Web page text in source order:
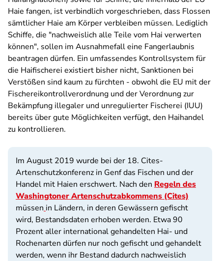
Haie fangen, ist verbindlich vorgeschrieben, dass Flossen
sämtlicher Haie am Körper verbleiben müssen. Lediglich
Schiffe, die "nachweislich alle Teile vom Hai verwerten
können", sollen im Ausnahmefall eine Fangerlaubnis
beantragen dürfen. Ein umfassendes Kontrollsystem für
die Haifischerei existiert bisher nicht, Sanktionen bei
Verstößen sind kaum zu fürchten - obwohl die EU mit der
Fischereikontrollverordnung und der Verordnung zur
Bekämpfung illegaler und unregulierter Fischerei (IUU)
bereits über gute Möglichkeiten verfügt, den Haihandel
zu kontrollieren.
Im August 2019 wurde bei der 18. Cites-
Artenschutzkonferenz in Genf das Fischen und der
Handel mit Haien erschwert. Nach den Regeln des
Washingtoner Artenschutzabkommens (Cites)
müssen in Ländern, in deren Gewässern gefischt
wird, Bestandsdaten erhoben werden. Etwa 90
Prozent aller international gehandelten Hai- und
Rochenarten dürfen nur noch gefischt und gehandelt
werden, wenn ihr Bestand dadurch nachweislich